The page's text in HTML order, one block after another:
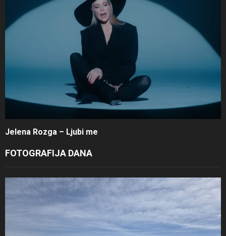
Jelena Rozga – Ljubi me
FOTOGRAFIJA DANA